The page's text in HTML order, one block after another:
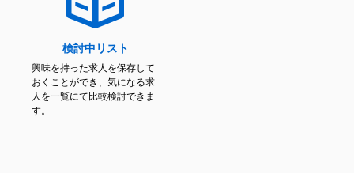
検討中リスト
興味を持った求人を保存して
おくことができ、気になる求
人を一覧にて比較検討できま
す。